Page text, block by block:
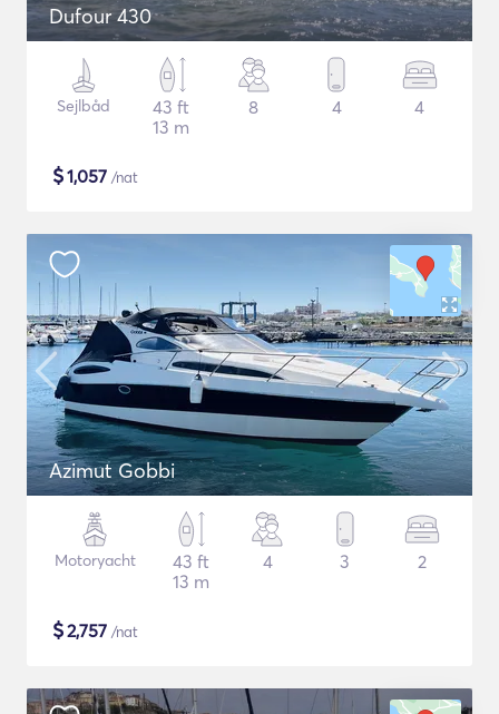
Dufour 430
Sejlbåd
43 ft
13 m
8 4 4
$1,057 /nat
Azimut Gobbi
Motoryacht
43 ft
13 m
4 3 2
$2,757 /nat